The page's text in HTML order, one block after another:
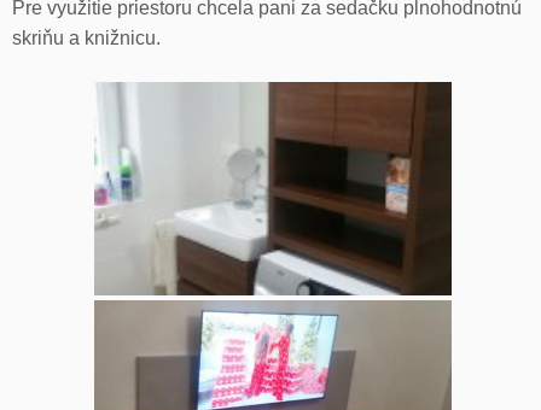
Pre využitie priestoru chcela pani za sedačku plnohodnotnú
skriňu a knižnicu.